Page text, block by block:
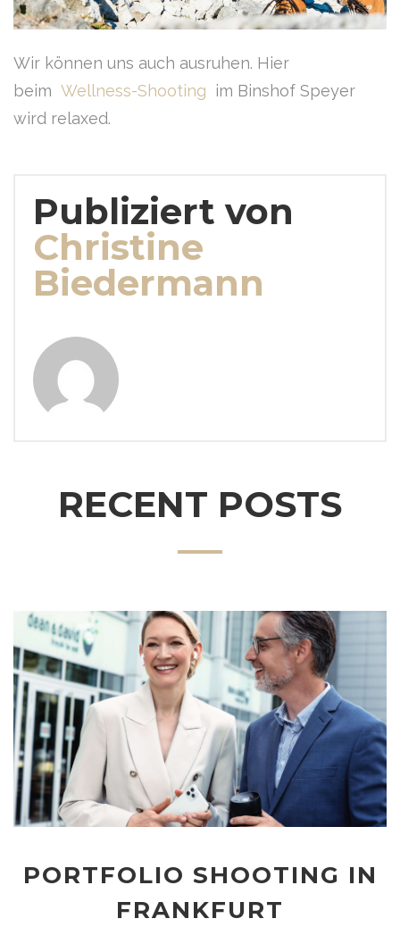
Wir können uns auch ausruhen. Hier
beim Wellness-Shooting im Binshof Speyer
wird relaxed.
Publiziert von
Christine
Biedermann
RECENT POSTS
PORTFOLIO SHOOTING IN
FRANKFURT